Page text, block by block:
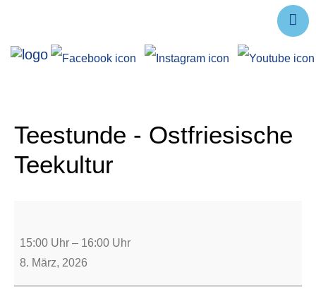
Forschung
Service
Teestunde - Ostfriesische
Teekultur
15:00 Uhr – 16:00 Uhr
8. März, 2026